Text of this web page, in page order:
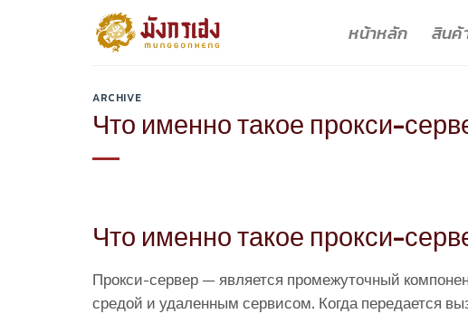
หน้าหลัก สินค้
ARCHIVE
Что именно такое прокси-
Что именно такое прокси-
Прокси-сервер — является промежуточный
средой и удаленным сервисом. Когда передается